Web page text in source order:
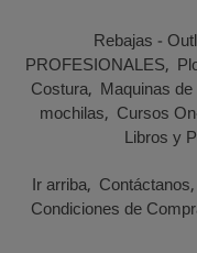
Rebajas -
PROFESIONALES
Costura Maquinas
mochilas Cursos
Libros y
Ir arriba Contáctanos
Condiciones de